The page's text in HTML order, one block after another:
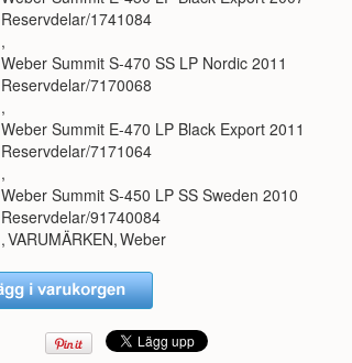
Reservdelar/1741084
,
Weber Summit S-470 SS LP Nordic 2011
Reservdelar/7170068
,
Weber Summit E-470 LP Black Export 2011
Reservdelar/7171064
,
Weber Summit S-450 LP SS Sweden 2010
Reservdelar/91740084
,VARUMÄRKEN,Weber